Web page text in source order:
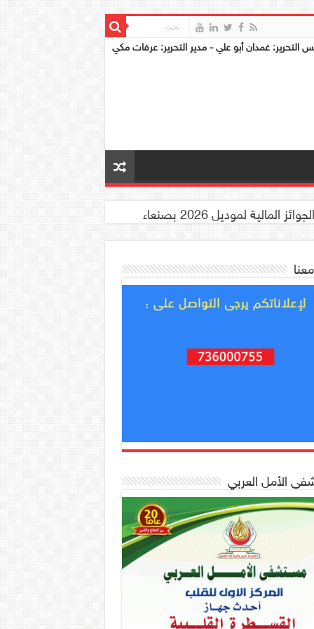
التحرير: غمدان أبو علي - مدير التحرير: عرفات مكي
الأمل العربي